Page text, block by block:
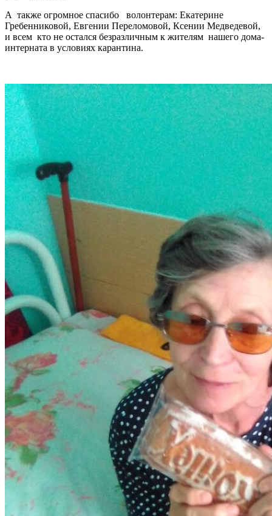
А также огромное спасибо волонтерам: Екатерине
Гребенниковой, Евгении Переломовой, Ксении Медведевой,
и всем кто не остался безразличным к жителям нашего дома-
интерната в условиях карантина.